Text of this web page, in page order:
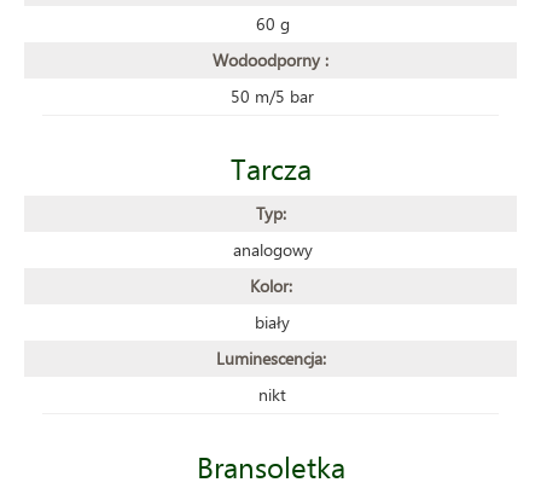
60 g
Wodoodporny :
50 m/5 bar
Tarcza
Typ:
analogowy
Kolor:
biały
Luminescencja:
nikt
Bransoletka